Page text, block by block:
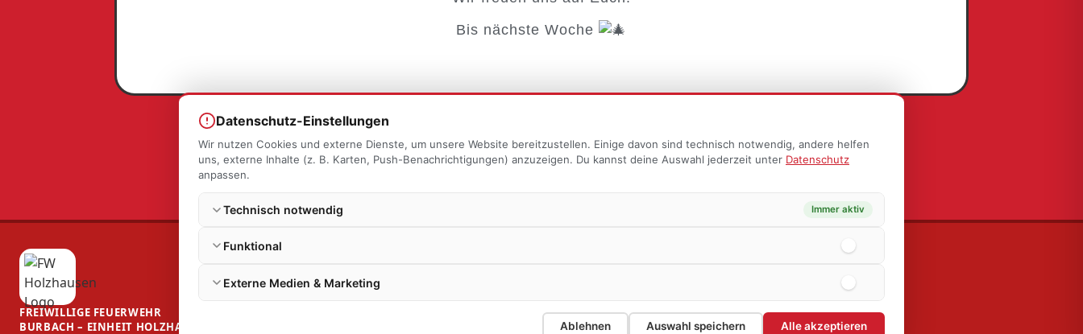
Bis nächste Woche
Datenschutz-Einstellungen
Wir nutzen Cookies und externe Dienste, um unsere Website bereitzustellen. Einige davon sind technisch notwendig, andere helfen
uns, externe Inhalte (z. B. Karten, Push-Benachrichtigungen) anzuzeigen. Du kannst deine Auswahl jederzeit unter Datenschutz
anpassen.
Technisch notwendig Immer aktiv
Funktional
Externe Medien & Marketing
Ablehnen Auswahl speichern Alle akzeptieren
FREIWILLIGE FEUERWEHR
BURBACH – EINHEIT HOLZHAUSEN
57299 Burbach